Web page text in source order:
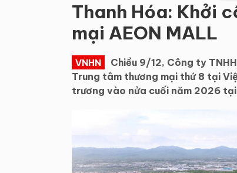
Thanh Hóa: Khởi
mại AEON MALL
VNHN
Chiều 9/12, Công ty
Trung tâm thương mại thứ 8 tại
trương vào nửa cuối năm 2026